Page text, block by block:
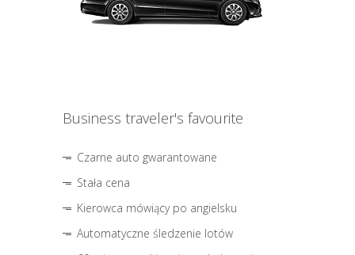
Business traveler's favourite
Czarne auto gwarantowane
Stała cena
Kierowca mówiący po angielsku
Automatyczne śledzenie lotów